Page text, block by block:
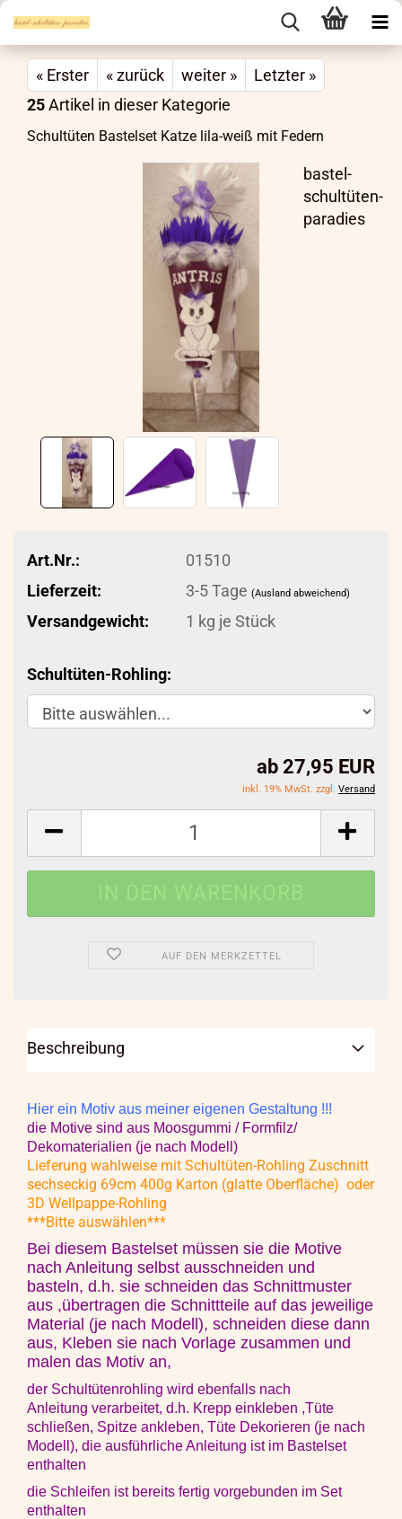
« Erster « zurück weiter »
Letzter »
25Artikel in dieser Kategorie
Schultüten Bastelset Katze lila-weiß mit Federn
bastel-
schultüten-
paradies
Art.Nr.:
01510
Lieferzeit:
3-5 Tage (Ausland abweichend)
Versandgewicht: 1 kg je Stück
Schultüten-Rohling:
ab 27,95 EUR
inkl. 19% MwSt. zzgl. Versand
AUF DEN MERKZETTEL
Beschreibung
Hier ein Motiv aus meiner eigenen Gestaltung !!!
die Motive sind aus Moosgummi / Formfilz/
Dekomaterialien (je nach Modell)
Lieferung wahlweise mit Schultüten-Rohling Zuschnitt
sechseckig 69cm 400g Karton (glatte Oberfläche) oder
3D Wellpappe-Rohling
***Bitte auswählen***
Bei diesem Bastelset müssen sie die Motive
nach Anleitung selbst ausschneiden und
basteln, d.h. sie schneiden das Schnittmuster
aus ,übertragen die Schnittteile auf das jeweilige
Material (je nach Modell), schneiden diese dann
aus, Kleben sie nach Vorlage zusammen und
malen das Motiv an,
der Schultütenrohling wird ebenfalls nach
Anleitung verarbeitet, d.h. Krepp einkleben ,Tüte
schließen, Spitze ankleben, Tüte Dekorieren (je nach
Modell), die ausführliche Anleitung ist im Bastelset
enthalten
die Schleifen ist bereits fertig vorgebunden im Set
enthalten